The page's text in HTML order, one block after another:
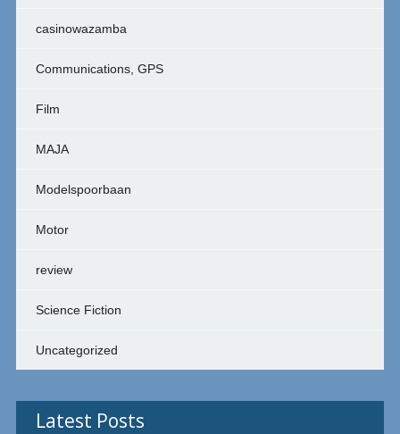
casinowazamba
Communications, GPS
Film
MAJA
Modelspoorbaan
Motor
review
Science Fiction
Uncategorized
Latest Posts